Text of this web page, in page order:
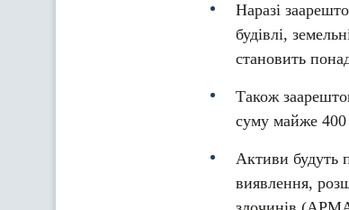
Наразі
будівлі,
становить
Також
суму майже
Активи будуть
виявлення,